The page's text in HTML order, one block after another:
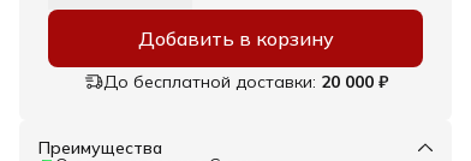
Добавить в корзину
До бесплатной доставки: 20 000 ₽
Преимущества